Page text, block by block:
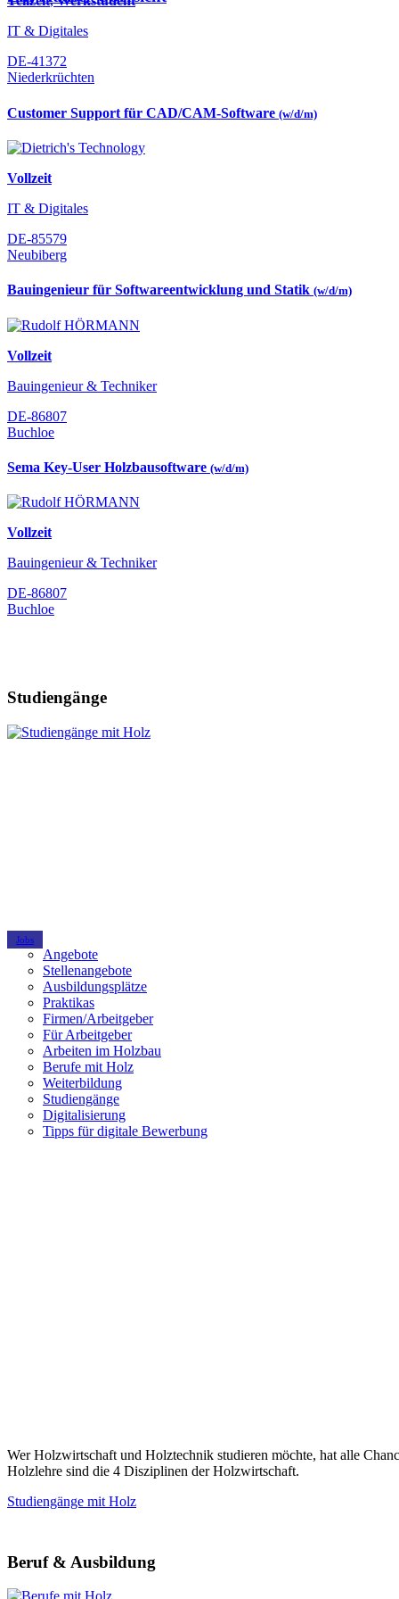
Jobs
Angebote
Stellenangebote
Ausbildungsplätze
Praktikas
Firmen/Arbeitgeber
Für Arbeitgeber
Arbeiten im Holzbau
Berufe mit Holz
Weiterbildung
Studiengänge
Digitalisierung
Tipps für digitale Bewerbung
IT & Digitales
DE-41372
Niederkrüchten
Customer Support für CAD/CAM-Software (w/d/m)
Vollzeit
IT & Digitales
DE-85579
Neubiberg
Bauingenieur für Softwareentwicklung und Statik (w/d/m)
Vollzeit
Bauingenieur & Techniker
DE-86807
Buchloe
Sema Key-User Holzbausoftware (w/d/m)
Vollzeit
Bauingenieur & Techniker
DE-86807
Buchloe
Studiengänge
Wer Holzwirtschaft und Holztechnik studieren möchte, hat alle
Holzlehre sind die 4 Disziplinen der Holzwirtschaft.
Studiengänge mit Holz
Beruf & Ausbildung